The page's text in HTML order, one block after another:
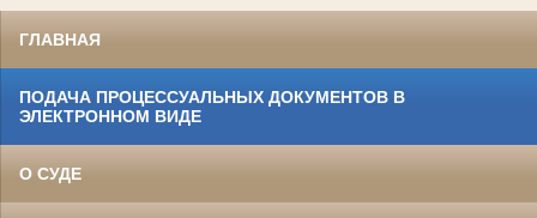
ГЛАВНАЯ
ПОДАЧА ПРОЦЕССУАЛЬНЫХ ДОКУМЕНТОВ В
ЭЛЕКТРОННОМ ВИДЕ
О СУДЕ